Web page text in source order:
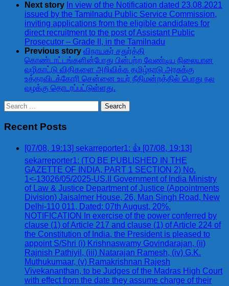
Next story In view of the Notification dated 23.08.2021
issued by the Tamilnadu Public Service Commission,
inviting applications from the eligible candidates for
direct recruitment to the post of Assistant Public
Prosecutor – Grade II, in the Tamilnadu
Previous story விநாயகர் சதுர்த்தி
கொண்டாட்டங்களின்போது பின்பற்ற வேண்டிய நிலையான
வழிகாட்டு விதிகளை அறிவிக்க தமிழ்நாடு அரசுக்கு
உத்தரவிடக்கோரி சென்னை உயர் நீதிமன்றத்தில் பொது நல
வழக்கு தொடரப்பட்டுள்ளது.
Search
for:
Recent Posts
[07/08, 19:13] sekarreporter1: 👍 [07/08, 19:13]
sekarreporter1: (TO BE PUBLISHED IN THE
GAZETTE OF INDIA, PART 1 SECTION 2) No.
1<-13026/05/2025-US.II Government of India Ministry
of Law & Justice Department of Justice (Appointments
Division) Jaisalmer House, 26, Man Singh Road, New
Delhi-110 011, Dated: 07th August, 20%.
NOTIFICATION In exercise of the power conferred by
clause (1) of Article 217 and clause (1) of Article 224 of
the Constitution of India, the President is pleased to
appoint S/Shri (i) Krishnaswamy Govindarajan, (ii)
Rajnish Pathiyil, (iii) Natarajan Ramesh, (iv) G.K.
Muthukumaar, (v) Ramakrishnan Rajesh
Vivekananthan, to be Judges of the Madras High Court
with effect from the date they assume charge of their